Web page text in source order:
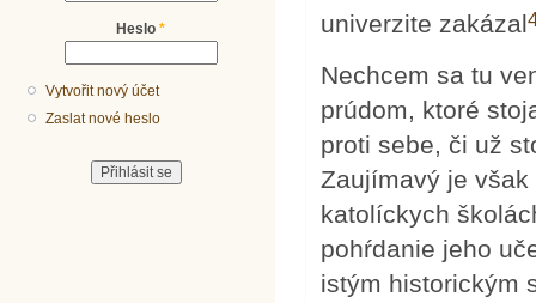
Heslo *
Vytvořit nový účet
Zaslat nové heslo
univerzite zakázal
Nechcem sa tu
prúdom, ktoré
proti sebe, či už
Zaujímavý je však
katolíckych
pohŕdanie jeho
istým historickým